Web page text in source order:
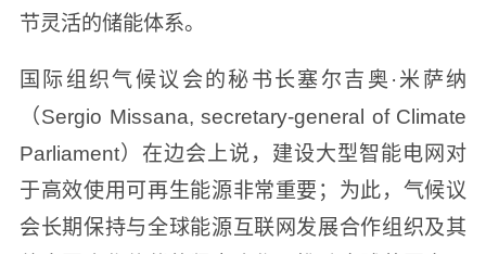
节灵活的储能体系。
国际组织气候议会的秘书长塞尔吉奥·米萨纳
（Sergio Missana, secretary-general of Climate
Parliament）在边会上说，建设大型智能电网对
于高效使用可再生能源非常重要；为此，气候议
会长期保持与全球能源互联网发展合作组织及其